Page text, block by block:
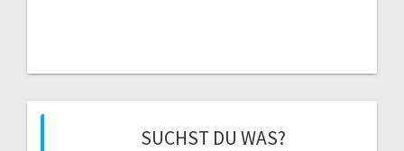
SUCHST DU WAS?